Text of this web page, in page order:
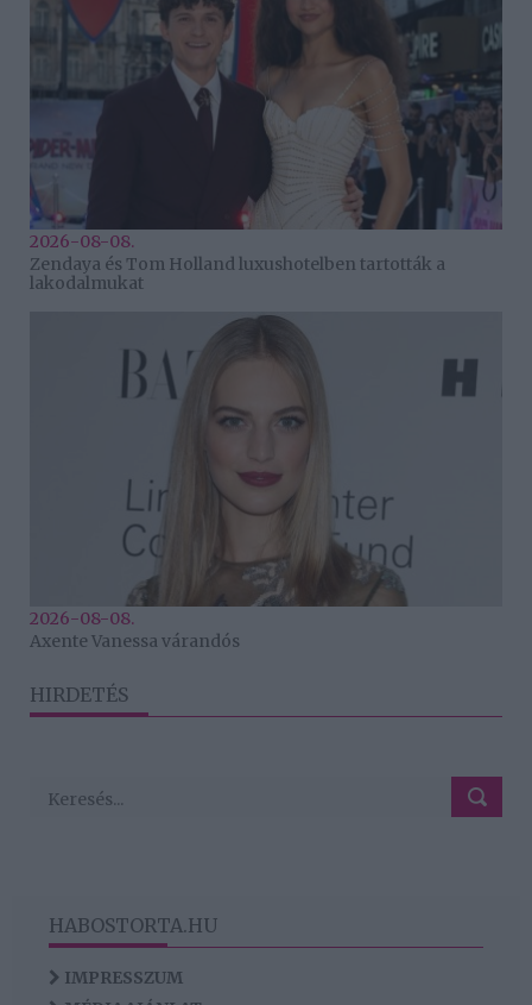
2026-08-08.
Zendaya és Tom Holland luxushotelben tartották a
lakodalmukat
2026-08-08.
Axente Vanessa várandós
HIRDETÉS
HABOSTORTA.HU
IMPRESSZUM